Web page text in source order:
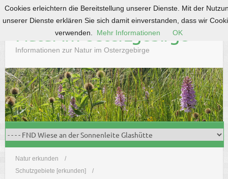
S
k
o
c
o
n
t
Natur im Osterzgebirge
Informationen zur Natur im Osterzgebirge
Natur erkunden
Schutzgebiete [erkunden]
Cookies erleichtern die Bereitstellung unserer Dienste. Mit der
unserer Dienste erklären Sie sich damit einverstanden, dass wir
verwenden.
Mehr Informationen OK